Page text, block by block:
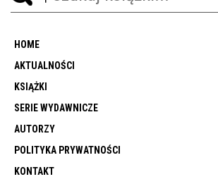
HOME
AKTUALNOŚCI
KSIĄŻKI
SERIE WYDAWNICZE
AUTORZY
POLITYKA PRYWATNOŚCI
KONTAKT